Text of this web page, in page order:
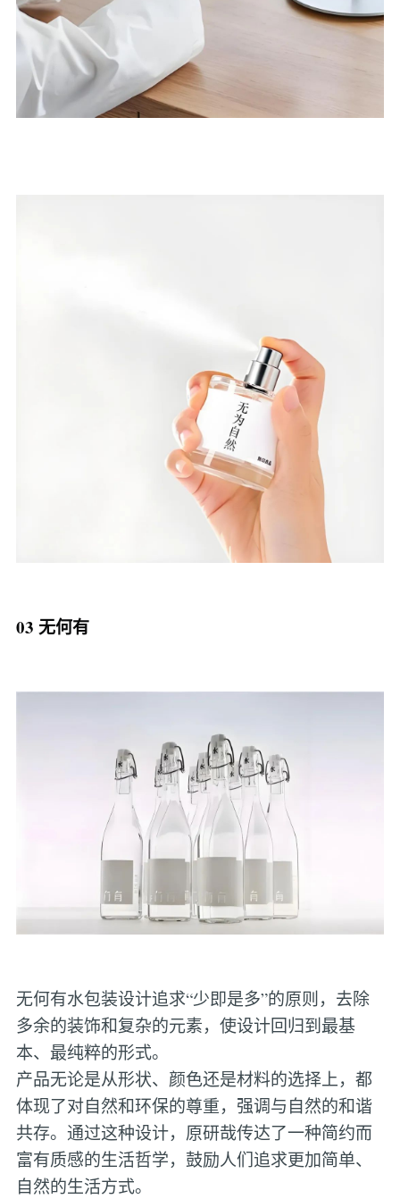
03 无何有
无何有水包装设计‌追求“少即是多”的原则，去除
多余的装饰和复杂的元素，使设计回归到最基
本、最纯粹的形式。
产品无论是从形状、颜色还是材料的选择上，都
体现了对自然和环保的尊重，强调与自然的和谐
共存。通过这种设计，原研哉传达了一种简约而
富有质感的生活哲学，鼓励人们追求更加简单、
自然的生活方式‌。